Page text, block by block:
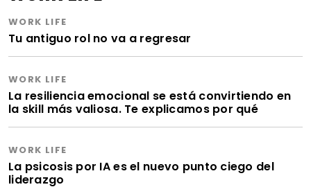
WORK LIFE
Tu antiguo rol no va a regresar
WORK LIFE
La resiliencia emocional se está convirtiendo en
la skill más valiosa. Te explicamos por qué
WORK LIFE
La psicosis por IA es el nuevo punto ciego del
liderazgo